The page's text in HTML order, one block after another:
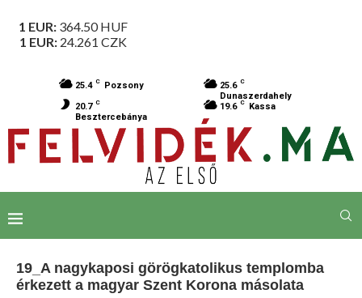
1 EUR: 364.50HUF
1 EUR: 24.261 CZK
25.4 C Pozsony 25.6 C
Dunaszerdahely
20.7 C
Besztercebánya
19.6 C Kassa
19_A nagykaposi görögkatolikus templomba
érkezett a magyar Szent Korona másolata